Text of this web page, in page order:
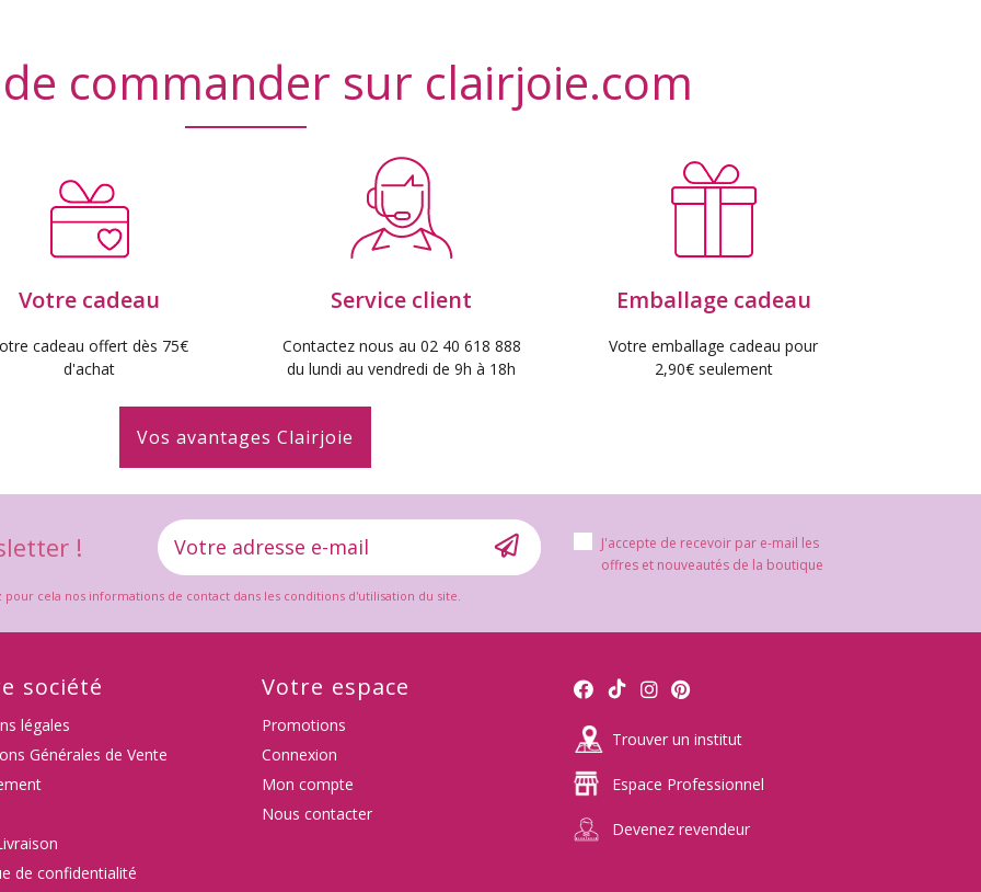
commander sur clairjoie.com
Votre cadeau
cadeau offert dès 75€
d'achat
Service client
Contactez nous au 02 40 618 888
du lundi au vendredi de 9h à 18h
Emballage cadeau
Votre emballage cadeau pour
2,90€ seulement
Vos avantages Clairjoie
!
J'accepte de recevoir par e-mail les
offres et nouveautés de la boutique
cela nos informations de contact dans les conditions d'utilisation du site.
société
légales
Générales de Vente
de confidentialité
Votre espace
Promotions
Connexion
Mon compte
Nous contacter
Trouver un institut
Espace Professionnel
Devenez revendeur